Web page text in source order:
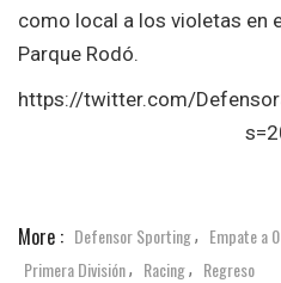
como local a los violetas en
Parque Rodó.
https://twitter.com/
More : Defensor Sporting, Empate a 0
Primera División, Racing, Regreso